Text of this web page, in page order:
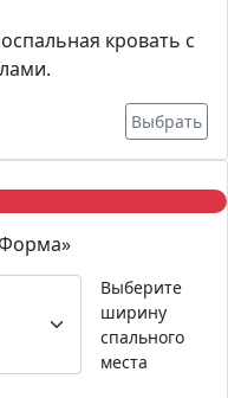
кровать с
Выбрать
Выберите
ширину
спального
места